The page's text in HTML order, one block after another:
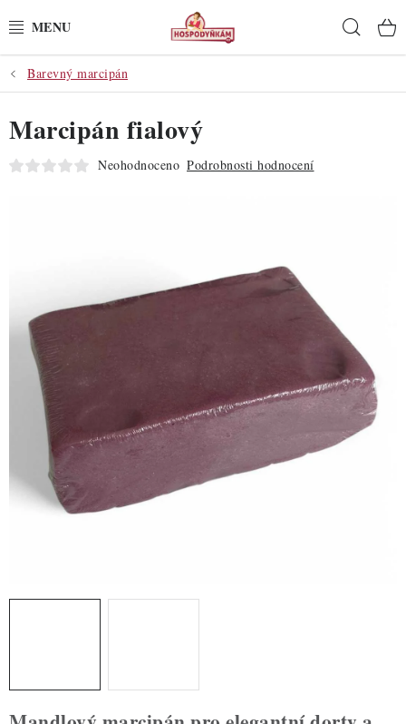
na
POTŘEBY
POMŮCKY
SUROVINY
DO KUCHYNĚ
POCHUTINY
ZDRAVÉ PEČENÍ
DÁRKOVÉ POUKAZY
TÉMATICKÉ PRODUKTY
NOVÉ ZBOŽÍ
Nepřevzetí zásilky na dobírku
Barevný marcipán
Marcipán fialový
Neohodnoceno Podrobnosti hodnocení